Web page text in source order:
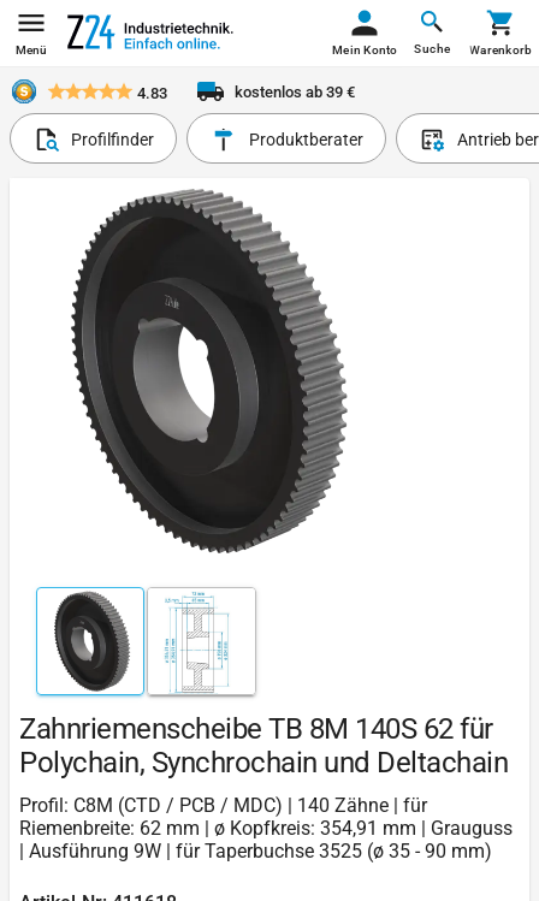
Menü Suche
Mein Konto Warenkorb
4.83 kostenlos ab 39 €
Profilfinder Produktberater Antrieb
Zahnriemenscheibe TB 8M 140S 62 für
Polychain, Synchrochain und Deltachain
Profil: C8M (CTD / PCB / MDC) | 140 Zähne | für
Riemenbreite: 62 mm | ø Kopfkreis: 354,91 mm | Grauguss
| Ausführung 9W | für Taperbuchse 3525 (ø 35 - 90 mm)